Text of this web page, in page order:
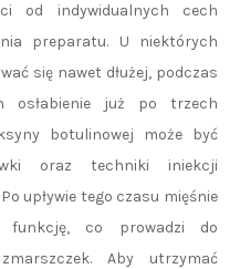
od indywidualnych cech
preparatu. U niektórych
się nawet dłużej, podczas
osłabienie już po trzech
botulinowej może być
oraz techniki iniekcji
upływie tego czasu mięśnie
funkcję, co prowadzi do
Aby utrzymać